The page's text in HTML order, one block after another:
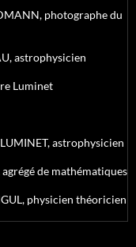
photographe du
astrophysicien
Luminet
astrophysicien
de mathématiques
physicien théoricien